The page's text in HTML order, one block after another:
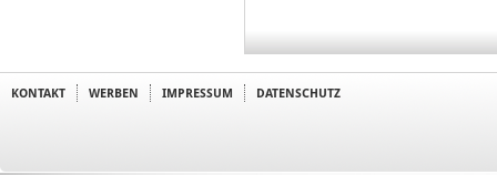
KONTAKT WERBEN IMPRESSUM DATENSCHUTZ